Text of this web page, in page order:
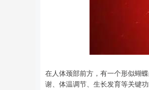
在人体颈部前方，有一个形似蝴
谢、体温调节、生长发育等关键